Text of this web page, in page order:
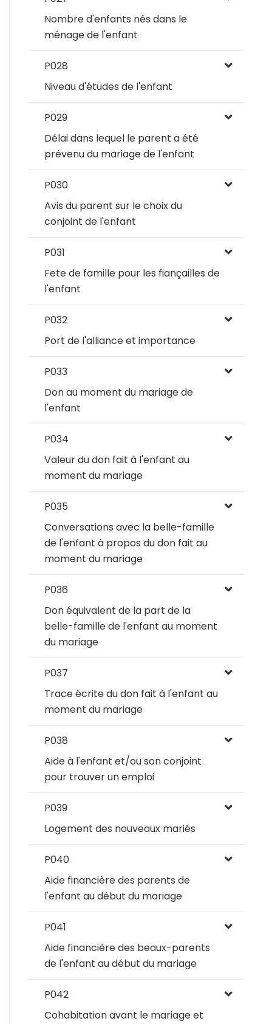
Nombre d'enfants nés dans le
ménage de l'enfant
P028
Niveau d'études de l'enfant
P029
Délai dans lequel le parent a été
prévenu du mariage de l'enfant
P030
Avis du parent sur le choix du
conjoint de l'enfant
P031
Fete de famille pour les fiançailles de
l'enfant
P032
Port de l'alliance et importance
P033
Don au moment du mariage de
l'enfant
P034
Valeur du don fait à l'enfant au
moment du mariage
P035
Conversations avec la belle-famille
de l'enfant à propos du don fait au
moment du mariage
P036
Don équivalent de la part de la
belle-famille de l'enfant au moment
du mariage
P037
Trace écrite du don fait à l'enfant au
moment du mariage
P038
Aide à l'enfant et/ou son conjoint
pour trouver un emploi
P039
Logement des nouveaux mariés
P040
Aide financière des parents de
l'enfant au début du mariage
P041
Aide financière des beaux-parents
de l'enfant au début du mariage
P042
Cohabitation avant le mariage et